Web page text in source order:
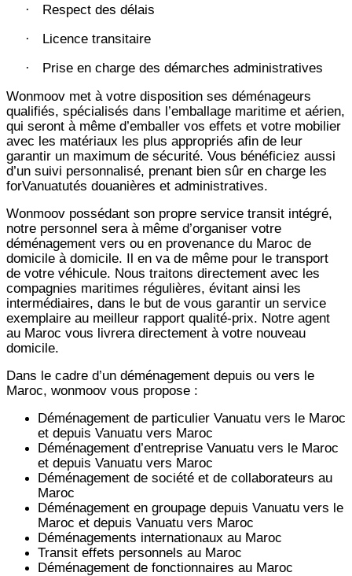
· Respect des délais
· Licence transitaire
·
Prise en charge des démarches administratives
Wonmoov met à votre disposition ses déménageurs
qualifiés, spécialisés dans l’emballage maritime et aérien,
qui seront à même d’emballer vos effets et votre mobilier
avec les matériaux les plus appropriés afin de leur
garantir un maximum de sécurité. Vous bénéficiez aussi
d’un suivi personnalisé, prenant bien sûr en charge les
forVanuatutés douanières et administratives.
Wonmoov possédant son propre service transit intégré,
notre personnel sera à même d’organiser votre
déménagement vers ou en provenance du Maroc de
domicile à domicile. Il en va de même pour le transport
de votre véhicule. Nous traitons directement avec les
compagnies maritimes régulières, évitant ainsi les
intermédiaires, dans le but de vous garantir un service
exemplaire au meilleur rapport qualité-prix. Notre agent
au Maroc vous livrera directement à votre nouveau
domicile.
Dans le cadre d’un déménagement depuis ou vers le
Maroc, wonmoov vous propose :
Déménagement de particulier Vanuatu vers le Maroc
et depuis Vanuatu vers Maroc
Déménagement d’entreprise Vanuatu vers le Maroc
et depuis Vanuatu vers Maroc
Déménagement de société et de collaborateurs au
Maroc
Déménagement en groupage depuis Vanuatu vers le
Maroc et depuis Vanuatu vers Maroc
Déménagements internationaux au Maroc
Transit effets personnels au Maroc
Déménagement de fonctionnaires au Maroc